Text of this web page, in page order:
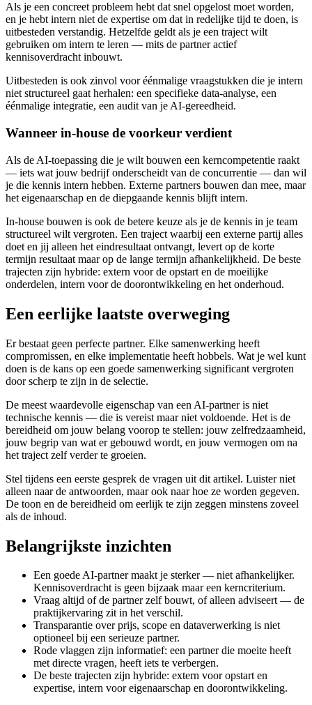
Als je een concreet probleem hebt dat snel opgelost moet worden,
en je hebt intern niet de expertise om dat in redelijke tijd te doen, is
uitbesteden verstandig. Hetzelfde geldt als je een traject wilt
gebruiken om intern te leren — mits de partner actief
kennisoverdracht inbouwt.
Uitbesteden is ook zinvol voor éénmalige vraagstukken die je intern
niet structureel gaat herhalen: een specifieke data-analyse, een
éénmalige integratie, een audit van je AI-gereedheid.
Wanneer in-house de voorkeur verdient
Als de AI-toepassing die je wilt bouwen een kerncompetentie raakt
— iets wat jouw bedrijf onderscheidt van de concurrentie — dan wil
je die kennis intern hebben. Externe partners bouwen dan mee, maar
het eigenaarschap en de diepgaande kennis blijft intern.
In-house bouwen is ook de betere keuze als je de kennis in je team
structureel wilt vergroten. Een traject waarbij een externe partij alles
doet en jij alleen het eindresultaat ontvangt, levert op de korte
termijn resultaat maar op de lange termijn afhankelijkheid. De beste
trajecten zijn hybride: extern voor de opstart en de moeilijke
onderdelen, intern voor de doorontwikkeling en het onderhoud.
Een eerlijke laatste overweging
Er bestaat geen perfecte partner. Elke samenwerking heeft
compromissen, en elke implementatie heeft hobbels. Wat je wel kunt
doen is de kans op een goede samenwerking significant vergroten
door scherp te zijn in de selectie.
De meest waardevolle eigenschap van een AI-partner is niet
technische kennis — die is vereist maar niet voldoende. Het is de
bereidheid om jouw belang voorop te stellen: jouw zelfredzaamheid,
jouw begrip van wat er gebouwd wordt, en jouw vermogen om na
het traject zelf verder te groeien.
Stel tijdens een eerste gesprek de vragen uit dit artikel. Luister niet
alleen naar de antwoorden, maar ook naar hoe ze worden gegeven.
De toon en de bereidheid om eerlijk te zijn zeggen minstens zoveel
als de inhoud.
Belangrijkste inzichten
Een goede AI-partner maakt je sterker — niet afhankelijker.
Kennisoverdracht is geen bijzaak maar een kerncriterium.
Vraag altijd of de partner zelf bouwt, of alleen adviseert — de
praktijkervaring zit in het verschil.
Transparantie over prijs, scope en dataverwerking is niet
optioneel bij een serieuze partner.
Rode vlaggen zijn informatief: een partner die moeite heeft
met directe vragen, heeft iets te verbergen.
De beste trajecten zijn hybride: extern voor opstart en
expertise, intern voor eigenaarschap en doorontwikkeling.